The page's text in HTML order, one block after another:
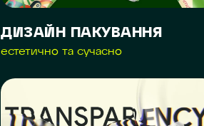
ДИЗАЙН ПАКУВАННЯ
естетично та сучасно